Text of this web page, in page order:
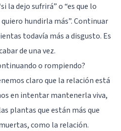
la dejo sufrirá” o “es que lo
hundirla más”. Continuar
todavía más a disgusto. Es
de una vez.
o rompiendo?
claro que la relación está
en intentar mantenerla viva,
plantas que están más que
como la relación.